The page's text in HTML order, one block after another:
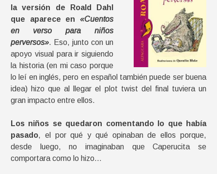
la versión de Roald Dahl
que aparece en «Cuentos
en verso para niños
perversos». Eso, junto con un
apoyo visual para ir siguiendo
la historia (en mi caso porque
lo leí en inglés, pero en español también puede ser buena
idea) hizo que al llegar el plot twist del final tuviera un
gran impacto entre ellos.
Los niños se quedaron comentando lo que había
pasado, el por qué y qué opinaban de ellos porque,
desde luego, no imaginaban que Caperucita se
comportara como lo hizo…